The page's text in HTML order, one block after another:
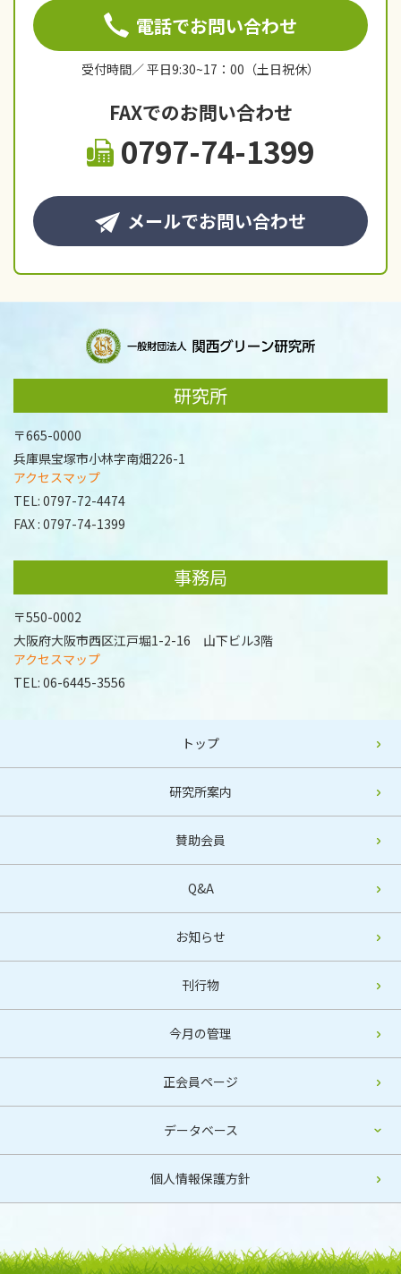
電話でお問い合わせ
受付時間／ 平日9:30~17：00（土日祝休）
FAXでのお問い合わせ
0797-74-1399
メールでお問い合わせ
研究所
〒665-0000
兵庫県宝塚市小林字南畑226-1
アクセスマップ
TEL: 0797-72-4474
FAX : 0797-74-1399
事務局
〒550-0002
大阪府大阪市西区江戸堀1-2-16 山下ビル3階
アクセスマップ
TEL: 06-6445-3556
トップ
研究所案内
賛助会員
Q&A
お知らせ
刊行物
今月の管理
正会員ページ
データベース
個人情報保護方針